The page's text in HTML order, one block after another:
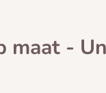
maat -